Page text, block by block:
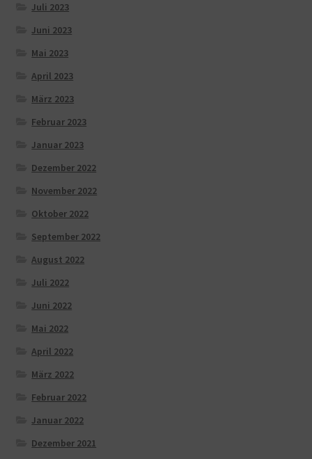
Juli 2023
Juni 2023
Mai 2023
April 2023
März 2023
Februar 2023
Januar 2023
Dezember 2022
November 2022
Oktober 2022
September 2022
August 2022
Juli 2022
Juni 2022
Mai 2022
April 2022
März 2022
Februar 2022
Januar 2022
Dezember 2021